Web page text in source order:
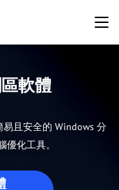
軟體
且安全的 Windows 分
化工具。